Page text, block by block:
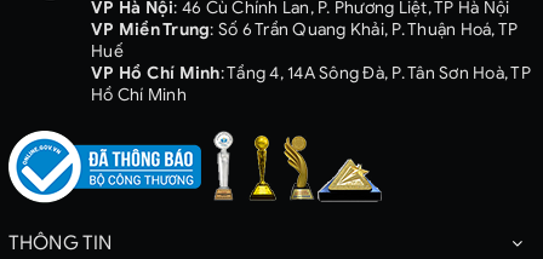
VP Hà Nội: 46 Cù Chính Lan, P. Phương Liệt, TP Hà Nội
VP Miền Trung: Số 6 Trần Quang Khải, P. Thuận Hoá, TP
Huế
VP Hồ Chí Minh: Tầng 4, 14A Sông Đà, P. Tân Sơn Hoà, TP
Hồ Chí Minh
THÔNG TIN